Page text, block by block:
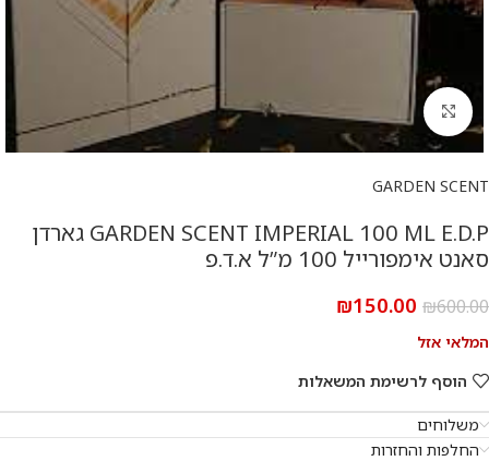
להגדלת התמונה
GARDEN SCENT
GARDEN SCENT IMPERIAL 100 ML E.D.P גארדן
סאנט אימפורייל 100 מ”ל א.ד.פ
₪600.00
₪150.00
המלאי אזל
הוסף לרשימת המשאלות
משלוחים
החלפות והחזרות